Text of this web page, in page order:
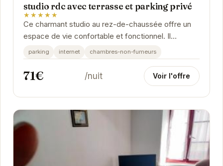
studio rdc avec terrasse et parking privé
★★★★★
Ce charmant studio au rez-de-chaussée offre un
espace de vie confortable et fonctionnel. Il
dispose d'une terrasse privative idéale pour les
repas...
parking internet chambres-non-fumeurs
71€ /nuit Voir l'offre